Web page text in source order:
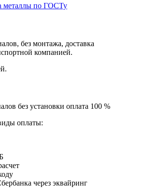
металлы по ГОСТу
без монтажа, доставка
компанией.
без установки оплата 100 %
оплаты:
через эквайринг